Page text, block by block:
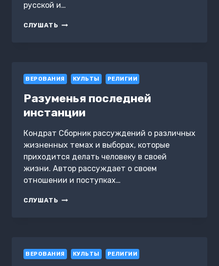
русской и…
СЛУШАТЬ НИТЬ
ВЕРОВАНИЯ КУЛЬТЫ РЕЛИГИИ
Разуменья последней
инстанции
Кондрат Сборник рассуждений о различных
жизненных темах и выборах, которые
приходится делать человеку в своей
жизни. Автор рассуждает о своем
отношении и поступках…
СЛУШАТЬ РАЗУМЕНЬЯ
ВЕРОВАНИЯ КУЛЬТЫ РЕЛИГИИ